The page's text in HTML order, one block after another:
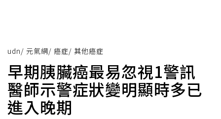
udn/ 元氣網/ 癌症/ 其他癌症
早期胰臟癌最易忽視1警訊
醫師示警症狀變明顯時多已
進入晚期